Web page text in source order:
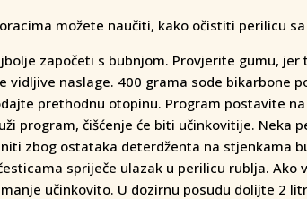
možete naučiti, kako očistiti perilicu
započeti s bubnjom. Provjerite gumu,
vidljive naslage. 400 grama sode bikarbone
prethodnu otopinu. Program postavite
program, čišćenje će biti učinkovitije. Neka
zbog ostataka deterdženta na stjenkama
spriječe ulazak u perilicu rublja.
učinkovito. U dozirnu posudu dolijte 2